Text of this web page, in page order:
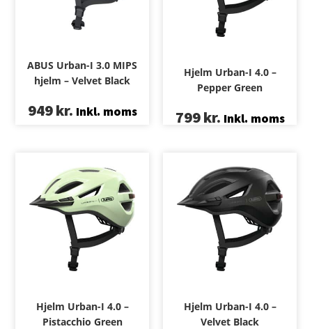
ABUS Urban-I 3.0 MIPS
hjelm – Velvet Black
949kr. Inkl. moms
Hjelm Urban-I 4.0 –
Pepper Green
799kr. Inkl. moms
Hjelm Urban-I 4.0 –
Pistacchio Green
Hjelm Urban-I 4.0 –
Velvet Black